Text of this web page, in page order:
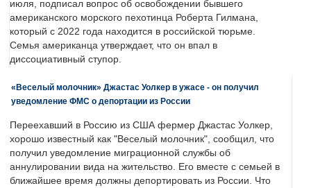
июля, подписал вопрос об освобождении бывшего
американского морского пехотинца Роберта Гилмана,
который с 2022 года находится в российской тюрьме.
Семья американца утверждает, что он впал в
диссоциативный ступор.
«Веселый молочник» Джастас Уолкер в ужасе - он получил
уведомление ФМС о депортации из России
Переехавший в Россию из США фермер Джастас Уолкер,
хорошо известный как "Веселый молочник", сообщил, что
получил уведомление миграционной службы об
аннулировании вида на жительство. Его вместе с семьей в
ближайшее время должны депортировать из России. Что